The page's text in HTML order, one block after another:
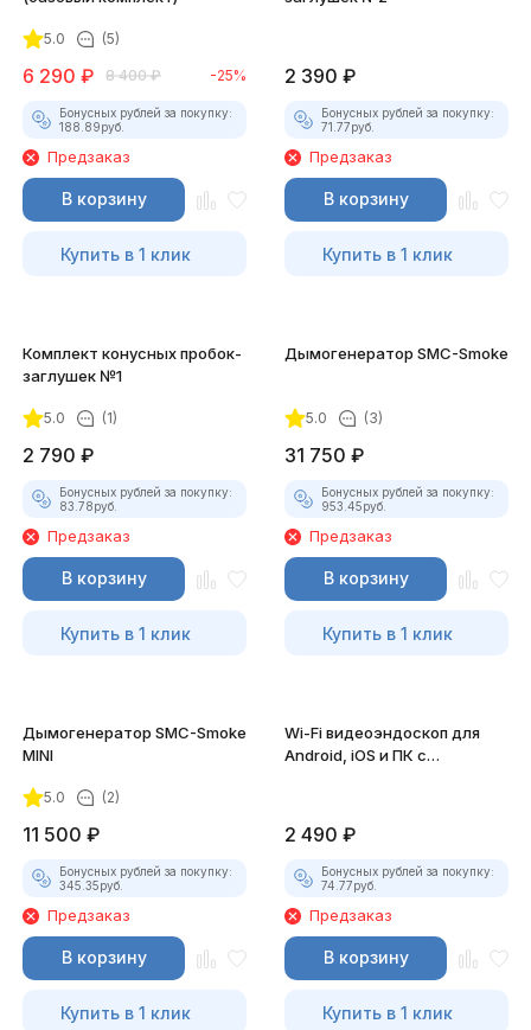
5.0 (5)
6 290 ₽ 8 400 ₽ -25%
Бонусных рублей за покупку:
188.89руб.
Предзаказ
В корзину
Купить в 1 клик
2 390 ₽
Бонусных рублей за покупку:
71.77руб.
Предзаказ
В корзину
Купить в 1 клик
Комплект конусных пробок-
заглушек №1
5.0 (1)
2 790 ₽
Бонусных рублей за покупку:
83.78руб.
Предзаказ
В корзину
Купить в 1 клик
Дымогенератор SMC-Smoke
5.0 (3)
31 750 ₽
Бонусных рублей за покупку:
953.45руб.
Предзаказ
В корзину
Купить в 1 клик
Дымогенератор SMC-Smoke
MINI
5.0 (2)
11 500 ₽
Бонусных рублей за покупку:
345.35руб.
Предзаказ
В корзину
Купить в 1 клик
Wi-Fi видеоэндоскоп для
Android, iOS и ПК с
2 490 ₽
Бонусных рублей за покупку:
74.77руб.
Предзаказ
В корзину
Купить в 1 клик